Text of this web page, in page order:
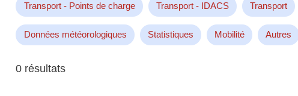
Transport - Points de charge Transport - IDACS Transport
Données météorologiques Statistiques Mobilité Autres
0 résultats